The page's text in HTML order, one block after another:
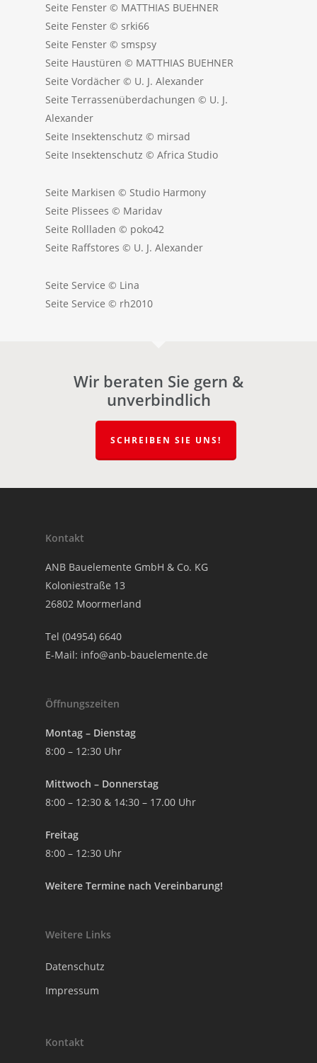
Seite Fenster © MATTHIAS BUEHNER
Seite Fenster © srki66
Seite Fenster © smspsy
Seite Haustüren © MATTHIAS BUEHNER
Seite Vordächer © U. J. Alexander
Seite Terrassenüberdachungen © U. J.
Alexander
Seite Insektenschutz © mirsad
Seite Insektenschutz © Africa Studio
Seite Markisen © Studio Harmony
Seite Plissees © Maridav
Seite Rollladen © poko42
Seite Raffstores © U. J. Alexander
Seite Service © Lina
Seite Service © rh2010
Wir beraten Sie gern &
unverbindlich
SCHREIBEN SIE UNS!
Kontakt
ANB Bauelemente GmbH & Co. KG
Koloniestraße 13
26802 Moormerland
Tel (04954) 6640
E-Mail: info@anb-bauelemente.de
Öffnungszeiten
Montag – Dienstag
8:00 – 12:30 Uhr
Mittwoch – Donnerstag
8:00 – 12:30 & 14:30 – 17.00 Uhr
Freitag
8:00 – 12:30 Uhr
Weitere Termine nach Vereinbarung!
Weitere Links
Datenschutz
Impressum
Kontakt